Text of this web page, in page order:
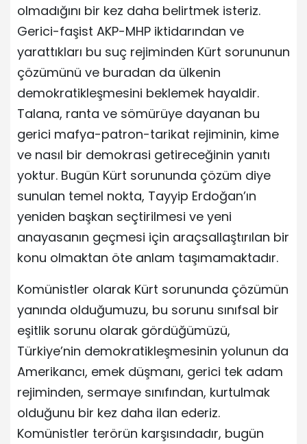
olmadığını bir kez daha belirtmek isteriz.
Gerici-faşist AKP-MHP iktidarından ve
yarattıkları bu suç rejiminden Kürt sorununun
çözümünü ve buradan da ülkenin
demokratikleşmesini beklemek hayaldir.
Talana, ranta ve sömürüye dayanan bu
gerici mafya-patron-tarikat rejiminin, kime
ve nasıl bir demokrasi getireceğinin yanıtı
yoktur. Bugün Kürt sorununda çözüm diye
sunulan temel nokta, Tayyip Erdoğan’ın
yeniden başkan seçtirilmesi ve yeni
anayasanın geçmesi için araçsallaştırılan bir
konu olmaktan öte anlam taşımamaktadır.
Komünistler olarak Kürt sorununda çözümün
yanında olduğumuzu, bu sorunu sınıfsal bir
eşitlik sorunu olarak gördüğümüzü,
Türkiye’nin demokratikleşmesinin yolunun da
Amerikancı, emek düşmanı, gerici tek adam
rejiminden, sermaye sınıfından, kurtulmak
olduğunu bir kez daha ilan ederiz.
Komünistler terörün karşısındadır, bugün